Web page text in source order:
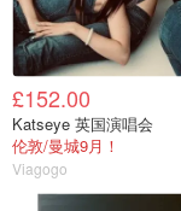
£152.00
Katseye 英国演唱会
伦敦/曼城9月！
Viagogo